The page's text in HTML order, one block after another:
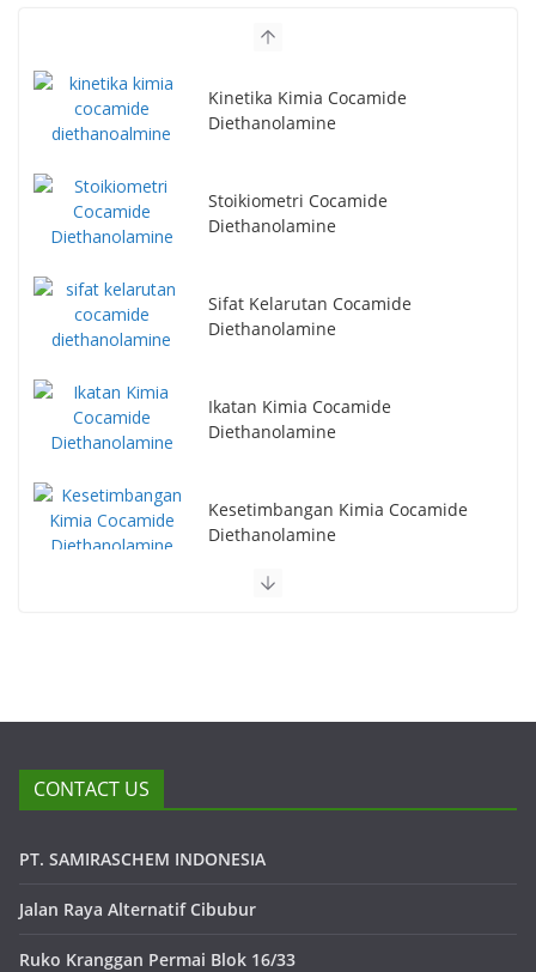
Kinetika Kimia Cocamide
Diethanolamine
Stoikiometri Cocamide
Diethanolamine
Sifat Kelarutan Cocamide
Diethanolamine
Ikatan Kimia Cocamide
Diethanolamine
Kesetimbangan Kimia Cocamide
Diethanolamine
CONTACT US
PT. SAMIRASCHEM INDONESIA
Jalan Raya Alternatif Cibubur
Ruko Kranggan Permai Blok 16/33